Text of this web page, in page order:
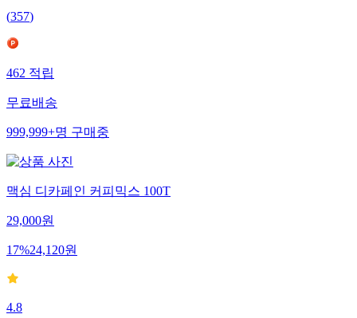
(357)
462적립
무료배송
999,999+명구매중
맥심 디카페인 커피믹스 100T
29,000원
17%24,120원
4.8